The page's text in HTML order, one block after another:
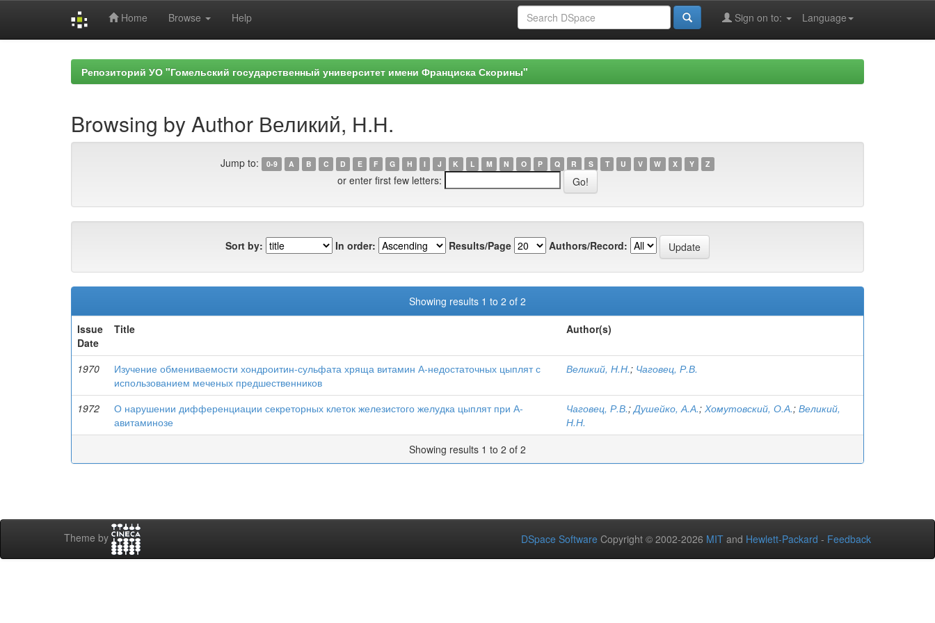
Home Browse Help Language
Sign on to:
Репозиторий УО "Гомельский государственный университет имени Франциска Скорины"
Browsing by Author Великий, Н.Н.
Jump to: 0-9 A B C D E F G H I J K L M N O P Q R S T U V W X Y Z
or enter first few letters:
Sort by: In order: Results/Page Authors/Record:
Showing results 1 to 2 of 2
Issue
Date
Title Author(s)
1970
Изучение обмениваемости хондроитин-сульфата хряща витамин А-недостаточных цыплят с
использованием меченых предшественников
Великий, Н.Н.; Чаговец, Р.В.
1972
О нарушении дифференциации секреторных клеток железистого желудка цыплят при А-
авитаминозе
Чаговец, Р.В.;Душейко, А.А.; Хомутовский, О.А.; Великий,
Н.Н.
Showing results 1 to 2 of 2
Theme by DSpace Software Copyright © 2002-2026 MIT and Hewlett-Packard - Feedback